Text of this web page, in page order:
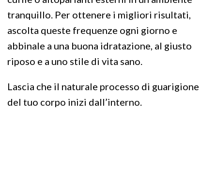
tranquillo. Per ottenere i migliori risultati,
ascolta queste frequenze ogni giorno e
abbinale a una buona idratazione, al giusto
riposo e a uno stile di vita sano.
Lascia che il naturale processo di guarigione
del tuo corpo inizi dall’interno.